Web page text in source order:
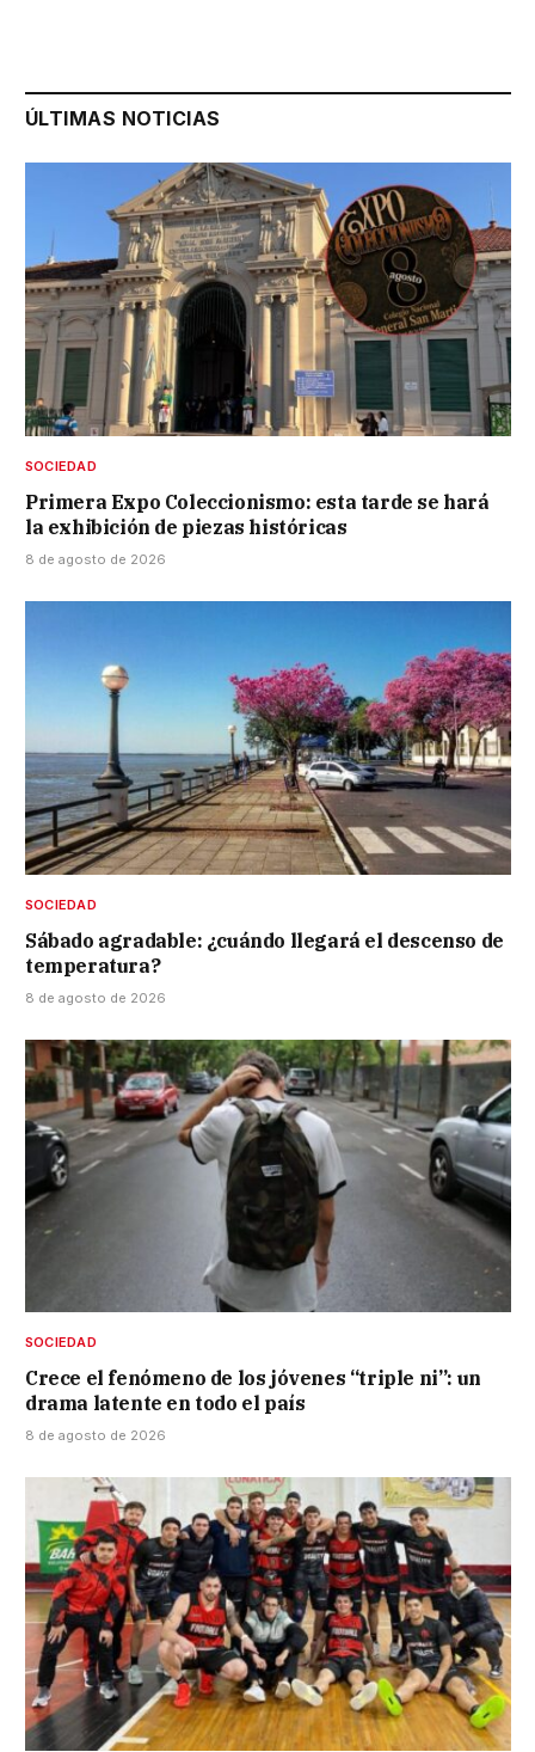
ÚLTIMAS NOTICIAS
SOCIEDAD
Primera Expo Coleccionismo: esta tarde se hará
la exhibición de piezas históricas
8 de agosto de 2026
SOCIEDAD
Sábado agradable: ¿cuándo llegará el descenso de
temperatura?
8 de agosto de 2026
SOCIEDAD
Crece el fenómeno de los jóvenes “triple ni”: un
drama latente en todo el país
8 de agosto de 2026